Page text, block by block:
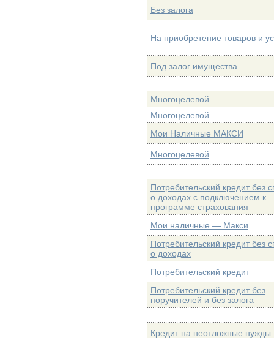
Без залога
На приобретение товаров и
Под залог имущества
Многоцелевой
Многоцелевой
Мои Наличные МАКСИ
Многоцелевой
Потребительский кредит без
о доходах с подключением к
программе страхования
Мои наличные — Макси
Потребительский кредит без
о доходах
Потребительский кредит
Потребительский кредит без
поручителей и без залога
Кредит на неотложные нужды